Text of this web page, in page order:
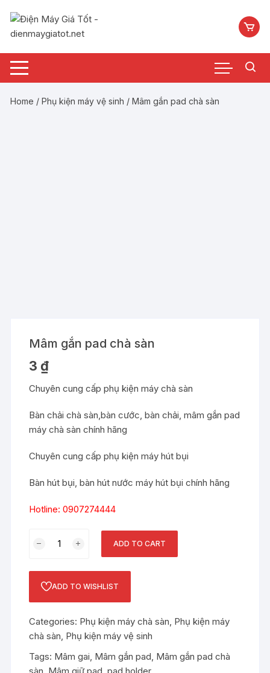
nội
Home /Phụ kiện máy vệ sinh / Mâm gắn pad chà sàn
Mâm gắn pad chà sàn
3 ₫
Chuyên cung cấp phụ kiện máy chà sàn
Bàn chải chà sàn,bàn cước, bàn chải, mâm gắn pad
máy chà sàn chính hãng
Chuyên cung cấp phụ kiện máy hút bụi
Bàn hút bụi, bàn hút nước máy hút bụi chính hãng
Hotline: 0907274444
sàn
ADD TO CART
ADD TO WISHLIST
Categories: Phụ kiện máy chà sàn Phụ kiện máy
chà sàn Phụ kiện máy vệ sinh
Tags: Mâm gai Mâm gắn pad Mâm gắn pad chà